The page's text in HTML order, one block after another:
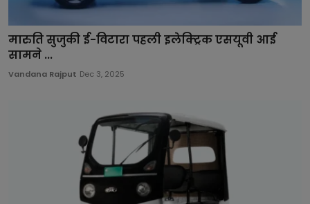
मारुति सुजुकी ई-विटारा पहली इलेक्ट्रिक एसयूवी आई
सामने ...
Vandana Rajput Dec 3, 2025